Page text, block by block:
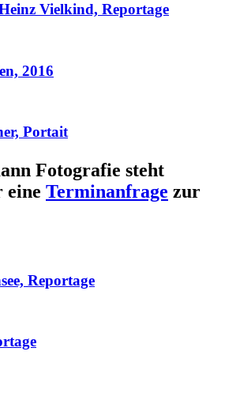
Vielkind, Reportage
2016
Portait
Fotografie steht
eine Terminanfrage zur
Reportage